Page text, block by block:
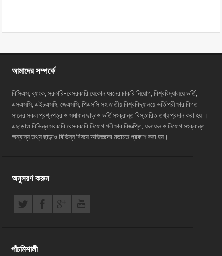
আমাদের সম্পর্কে
বিসিএস, ব্যাংক, সরকারি-বেসরকারি যেকোন ধরনের চাকরি নিয়োগ, বিশ্ববিদ্যালয়ে ভর্তি,
এসএসসি, এইচএসসি, জেএসসি, পিএসসি সহ জাতীয় বিশ্ববিদ্যালয়ে ভর্তি পরীক্ষার বিগত
সালের সকল প্রশ্নপত্র ও সমাধান ছাড়াও ভর্তি সংক্রান্ত বিস্তারিত তথ্য প্রদান করা হয় ।
এছাড়াও বিভিন্ন সরকারি বেসরকারি নিয়োগ পরীক্ষার বিজ্ঞপ্তি, ফলাফল ও নিয়োগ সংক্রান্ত
অন্যান্য তথ্য ছাড়াও বিভিন্ন বিষয়ে অভিজ্ঞদের মতামত প্রকাশ করা হয়।
অনুসরণ করুন
পাঁচমিশালী